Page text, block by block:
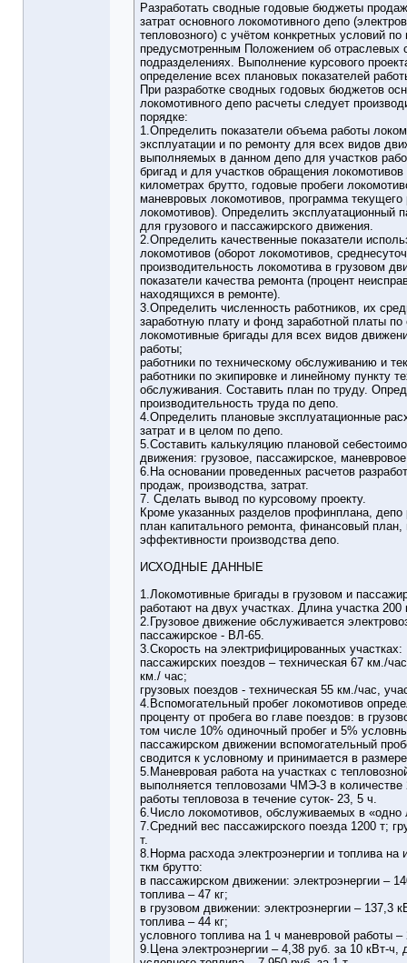
Разработать сводные годовые бюджеты
затрат основного локомотивного депо
тепловозного) с учётом конкретных условий
предусмотренным Положением об отраслевых
подразделениях. Выполнение курсового
определение всех плановых показателей
При разработке сводных годовых бюджетов
локомотивного депо расчеты следует
порядке:
1.Определить показатели объема работы
эксплуатации и по ремонту для всех видов
выполняемых в данном депо для участков
бригад и для участков обращения локомотивов
километрах брутто, годовые пробеги
маневровых локомотивов, программа текущего
локомотивов). Определить эксплуатационный
для грузового и пассажирского движения.
2.Определить качественные показатели
локомотивов (оборот локомотивов,
производительность локомотива в грузовом
показатели качества ремонта (процент
находящихся в ремонте).
3.Определить численность работников, их
заработную плату и фонд заработной платы
локомотивные бригады для всех видов
работы;
работники по техническому обслуживанию и
работники по экипировке и линейному пункту
обслуживания. Составить план по труду.
производительность труда по депо.
4.Определить плановые эксплуатационные
затрат и в целом по депо.
5.Составить калькуляцию плановой
движения: грузовое, пассажирское,
6.На основании проведенных расчетов
продаж, производства, затрат.
7. Сделать вывод по курсовому проекту.
Кроме указанных разделов профинплана, депо
план капитального ремонта, финансовый
эффективности производства депо.
ИСХОДНЫЕ ДАННЫЕ
1.Локомотивные бригады в грузовом и
работают на двух участках. Длина участка 200
2.Грузовое движение обслуживается
пассажирское - ВЛ-65.
3.Скорость на электрифицированных участках:
пассажирских поездов – техническая 67 км./
км./ час;
грузовых поездов - техническая 55 км./час,
4.Вспомогательный пробег локомотивов
проценту от пробега во главе поездов: в
том числе 10% одиночный пробег и 5%
пассажирском движении вспомогательный
сводится к условному и принимается в
5.Маневровая работа на участках с
выполняется тепловозами ЧМЭ-3 в
работы тепловоза в течение суток- 23, 5 ч.
6.Число локомотивов, обслуживаемых в «одно
7.Средний вес пассажирского поезда 1200 т;
т.
8.Норма расхода электроэнергии и топлива на
ткм брутто:
в пассажирском движении: электроэнергии –
топлива – 47 кг;
в грузовом движении: электроэнергии – 137,3
топлива – 44 кг;
условного топлива на 1 ч маневровой работы –
9.Цена электроэнергии – 4,38 руб. за 10 кВт-ч,